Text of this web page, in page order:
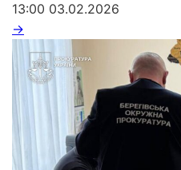
13:00 03.02.2026
→